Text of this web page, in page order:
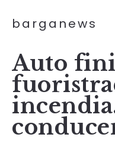
barganews
Auto